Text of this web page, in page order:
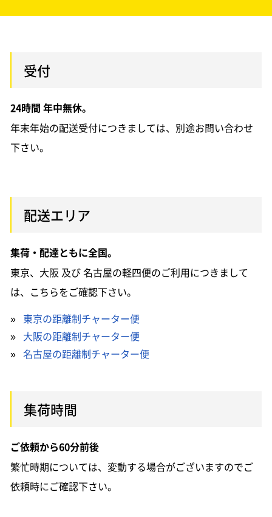
受付
24時間 年中無休。
年末年始の配送受付につきましては、別途お問い合わせ
下さい。
配送エリア
集荷・配達ともに全国。
東京、大阪 及び 名古屋の軽四便のご利用につきまして
は、こちらをご確認下さい。
» 東京の距離制チャーター便
» 大阪の距離制チャーター便
» 名古屋の距離制チャーター便
集荷時間
ご依頼から60分前後
繁忙時期については、変動する場合がございますのでご
依頼時にご確認下さい。